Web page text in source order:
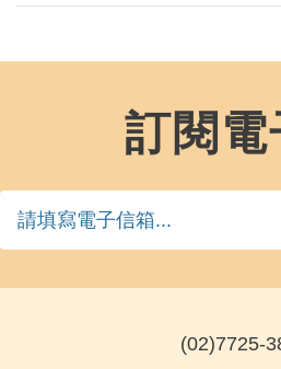
訂閱電
(02)7725-